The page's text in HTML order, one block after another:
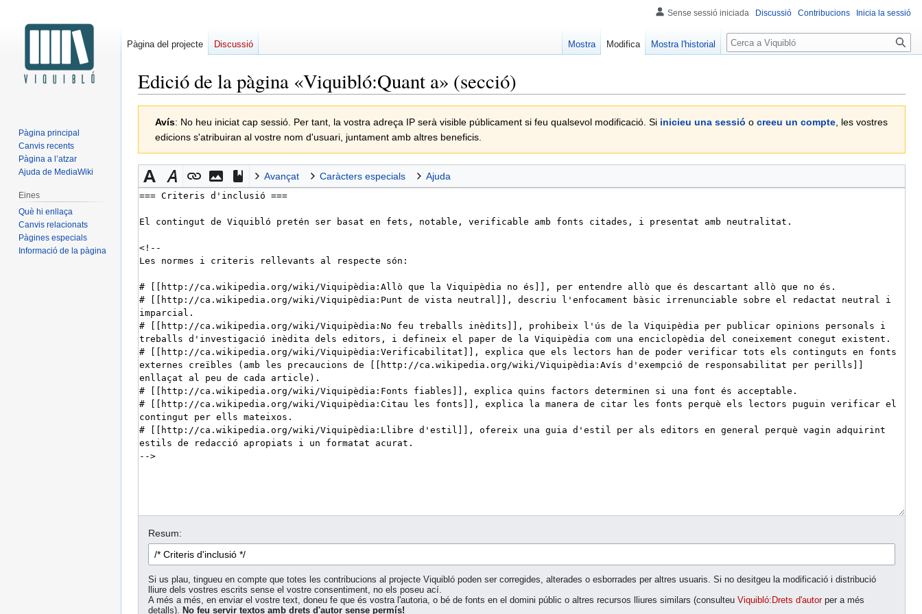
Edició de la pàgina «Viquibló:Quant a» (secció)
Avís: No heu iniciat cap sessió. Per tant, la vostra adreça IP serà visible públicament si feu qualsevol modificació. Si inicieu una sessió o creeu un compte, les vostres
edicions s'atribuiran al vostre nom d'usuari, juntament amb altres beneficis.
Avançat Caràcters especials Ajuda
Resum:
Si us plau, tingueu en compte que totes les contribucions al projecte Viquibló poden ser corregides, alterades o esborrades per altres usuaris. Si no desitgeu la modificació i distribució
lliure dels vostres escrits sense el vostre consentiment, no els poseu ací.
A més a més, en enviar el vostre text, doneu fe que és vostra l'autoria, o bé de fonts en el domini públic o altres recursos lliures similars (consulteu Viquibló:Drets d'autorper a més
detalls). No feu servir textos amb drets d'autor sense permís!
Sense sessió iniciada Discussió Contribucions Inicia la sessió
Pàgina del projecte Discussió Mostra Modifica Mostra l'historial Cerca
Pàgina principal
Canvis recents
Pàgina a l’atzar
Ajuda de MediaWiki
Eines
Què hi enllaça
Canvis relacionats
Pàgines especials
Informació de la pàgina